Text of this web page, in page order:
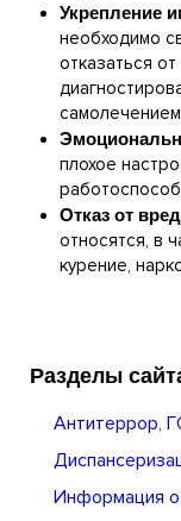
Укрепление
необходимо
отказаться
плохое
Отказ от
относятся, в
курение,
Разделы
Антитеррор,
Информация о